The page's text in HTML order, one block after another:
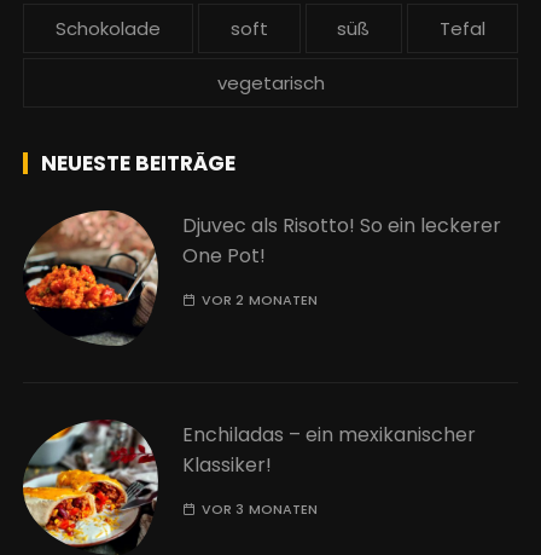
Schokolade soft süß Tefal
vegetarisch
NEUESTE BEITRÄGE
Djuvec als Risotto! So ein leckerer
One Pot!
VOR 2 MONATEN
Enchiladas – ein mexikanischer
Klassiker!
VOR 3 MONATEN